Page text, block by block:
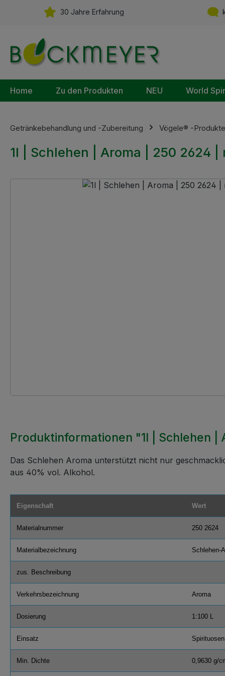
Hauptinhalt springen
Zur Suche springen
Zur Hauptnavigation springen
30 Jahre Erfahrung
Home Zu den Produkten NEU World
Getränkebehandlung und -Zubereitung Vögele® -Produkte
1l | Schlehen | Aroma | 250 2624
Bildergalerie überspringen
Produktinformationen "1l | Schlehen
Das Schlehen Aroma unterstützt nicht nur
aus 40% vol. Alkohol.
Eigenschaft Wert
Materialnummer 250 2624
Materialbezeichnung Schlehen-
zus. Beschreibung
Verkehrsbezeichnung Aroma
Dosierung 1:100 L
Einsatz Spirituosen
Min. Dichte 0,9630 g/